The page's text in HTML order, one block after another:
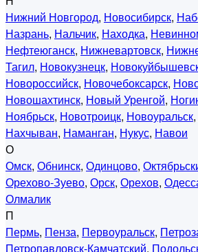
Нижний Новгород, Новосибирск,
Назрань, Нальчик, Находка,
Нефтеюганск, Нижневартовск,
Тагил, Новокузнецк,
Новороссийск, Новочебоксарск,
Новошахтинск, Новый Уренгой,
Ноябрьск, Новотроицк, Новоуральск,
Нахчыван, Наманган, Нукус, Навои
О
Омск, Обнинск, Одинцово,
Орехово-Зуево, Орск, Орехов,
Олмалик
П
Пермь, Пенза, Первоуральск,
Петропавловск-Камчатский,